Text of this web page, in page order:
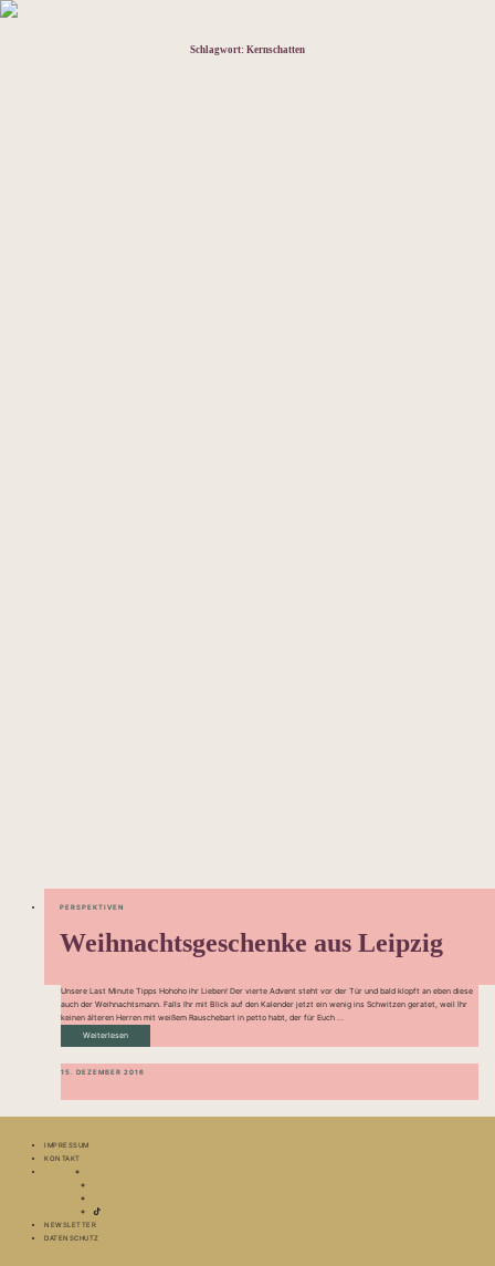
Schlagwort: Kernschatten
PERSPEKTIVEN
Weihnachtsgeschenke aus Leipzig
Unsere Last Minute Tipps Hohoho ihr Lieben! Der vierte Advent steht vor der Tür und bald klopft an eben diese
auch der Weihnachtsmann. Falls Ihr mit Blick auf den Kalender jetzt ein wenig ins Schwitzen geratet, weil Ihr
keinen älteren Herren mit weißem Rauschebart in petto habt, der für Euch ...
Weiterlesen
15. DEZEMBER 2016
IMPRESSUM
KONTAKT
NEWSLETTER
DATENSCHUTZ